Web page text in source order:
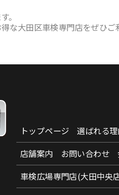
。
な大田区車検専門店をぜひご
トップページ 選ばれる
店舗案内
お問い合わせ
車検広場専門店(大田中央